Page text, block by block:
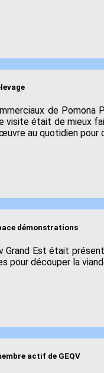
de
visite était de mieux
au quotidien
démonstrations
Grand Est était
pour découper la
actif de GEQV